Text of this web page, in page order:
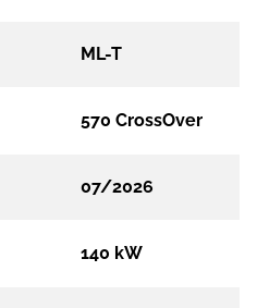
ML-T
570 CrossOver
07/2026
140 kW